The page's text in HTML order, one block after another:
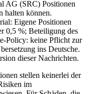
AG (SRC) Positionen
halten können.
Eigene Positionen
0,5 %; Beteiligung des
Policy: keine Pflicht zur
ins Deutsche.
dieser Nachrichten.
stellen keinerlei der
im